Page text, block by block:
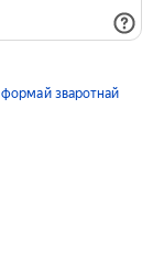
формай зваротнай